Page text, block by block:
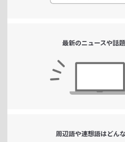
最新のニュースや話
周辺語や連想語はどん